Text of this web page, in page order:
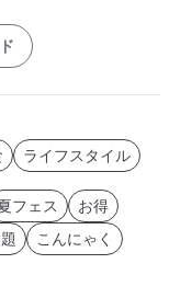
ライフスタイル
フェス
お得
こんにゃく